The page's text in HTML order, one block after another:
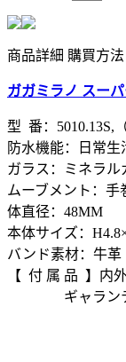
商品詳細 購買方法
ガガミラノ スー
型 番：5010.13S,
防水機能：日常生
ガラス：ミネラル
ムーブメント：手
体直径：48MM
本体サイズ：
バンド素材：牛革
【 付 属 品 】内
ギャランテ